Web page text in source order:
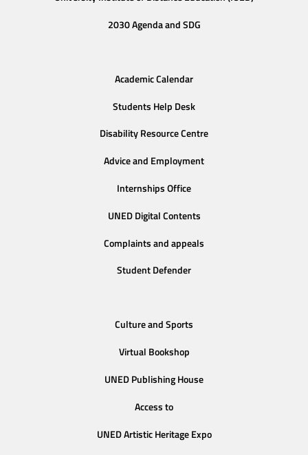
2030 Agenda and SDG
Academic Calendar
Students Help Desk
Disability Resource Centre
Advice and Employment
Internships Office
UNED Digital Contents
Complaints and appeals
Student Defender
Culture and Sports
Virtual Bookshop
UNED Publishing House
Access to
UNED Artistic Heritage Expo